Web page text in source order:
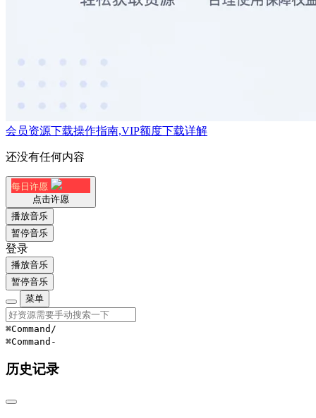
会员资源下载操作指南,VIP额度下载详解
还没有任何内容
每日许愿
点击许愿
播放音乐
暂停音乐
登录
播放音乐
暂停音乐
菜单
⌘Command /
⌘Command -
历史记录